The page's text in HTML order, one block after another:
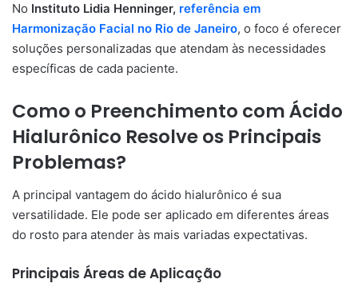
No Instituto Lidia Henninger, referência em
Harmonização Facial no Rio de Janeiro, o foco é oferecer
soluções personalizadas que atendam às necessidades
específicas de cada paciente.
Como o Preenchimento com Ácido
Hialurônico Resolve os Principais
Problemas?
A principal vantagem do ácido hialurônico é sua
versatilidade. Ele pode ser aplicado em diferentes áreas
do rosto para atender às mais variadas expectativas.
Principais Áreas de Aplicação